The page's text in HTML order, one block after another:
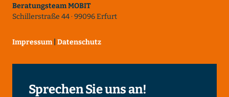
Beratungsteam MOBIT
Schillerstraße 44 · 99096 Erfurt
Impressum Datenschutz
Sprechen Sie uns an!